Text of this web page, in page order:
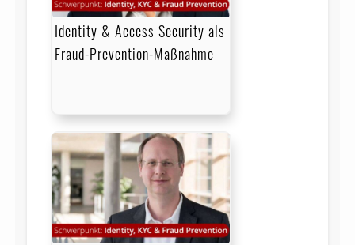
Identity & Access Security als
Fraud-Prevention-Maßnahme